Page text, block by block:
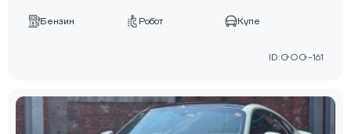
Бензин Робот Купе
ID:GOG-161